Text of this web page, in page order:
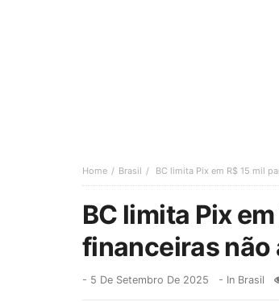
Home Brasil BC limita Pix em R$ 15 mil
BC limita Pix
financeiras não
- 5 De Setembro De 2025 - In Brasil